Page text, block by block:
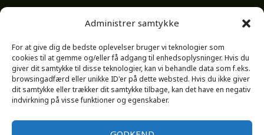
Administrer samtykke
For at give dig de bedste oplevelser bruger vi teknologier som
cookies til at gemme og/eller få adgang til enhedsoplysninger. Hvis du
giver dit samtykke til disse teknologier, kan vi behandle data som f.eks.
browsingadfærd eller unikke ID'er på dette websted. Hvis du ikke giver
dit samtykke eller trækker dit samtykke tilbage, kan det have en negativ
indvirkning på visse funktioner og egenskaber.
(EU)
Privatlivs
politik
(EU)
+45 2175 7504 |
kontakt@efternoleren.dk | Vridsløsevej
41, DK-4700 Næstved | Cvr.
Hvis vi er
bagud er det